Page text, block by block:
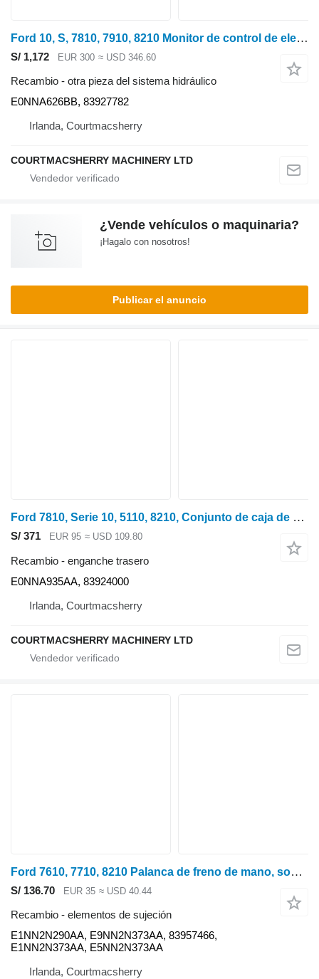
Ford 10, S, 7810, 7910, 8210 Monitor de control de elevación hidráulica E0nna626b E0NNA626BB para tractor de ruedas
S/ 1,172 EUR 300 ≈ USD 346.60
Recambio - otra pieza del sistema hidráulico
E0NNA626BB, 83927782
Irlanda, Courtmacsherry
COURTMACSHERRY MACHINERY LTD
¿Vende vehículos o maquinaria?
¡Hagalo con nosotros!
Publicar el anuncio
Ford 7810, Serie 10, 5110, 8210, Conjunto de caja de nivelación E0nna935aa, 8 E0NNA935AA enganche trasero para tractor de ruedas
S/ 371 EUR 95 ≈ USD 109.80
Recambio - enganche trasero
E0NNA935AA, 83924000
Irlanda, Courtmacsherry
COURTMACSHERRY MACHINERY LTD
Ford 7610, 7710, 8210 Palanca de freno de mano, soporte derecho E1nn2n290aa, E9nn2 E1NN2N290AA para tractor de ruedas
S/ 136.70 EUR 35 ≈ USD 40.44
Recambio - elementos de sujeción
E1NN2N290AA, E9NN2N373AA, 83957466,
E1NN2N373AA, E5NN2N373AA
Irlanda, Courtmacsherry